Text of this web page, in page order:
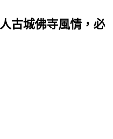
古城佛寺風情，必